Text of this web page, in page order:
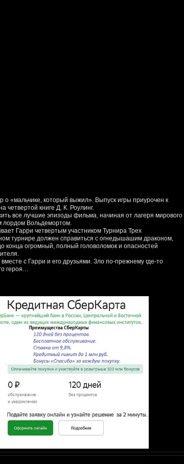
о «мальчике, который выжил». Выпуск игры приурочен к
четвертой книге Д. К. Роулинг.
все лучшие эпизоды фильма, начиная от лагеря мирового
лордом Вольдемортом.
Гарри четвертым участником Турнира Трех
турнире должен справиться с огнедышашим драконом,
конца огромный, полный головоломок и опасностей
с Гарри и его друзьями. Зло по-прежнему где-то
героя…